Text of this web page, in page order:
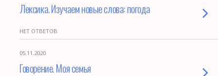
Лексика. Изучаем новые слова: погода
НЕТ ОТВЕТОВ
05.11.2020
Говорение. Моя семья